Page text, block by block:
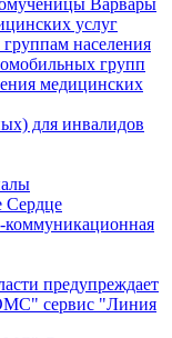
услуг
населения
групп
медицинских
для инвалидов
Сердце
предупреждает
сервис "Линия